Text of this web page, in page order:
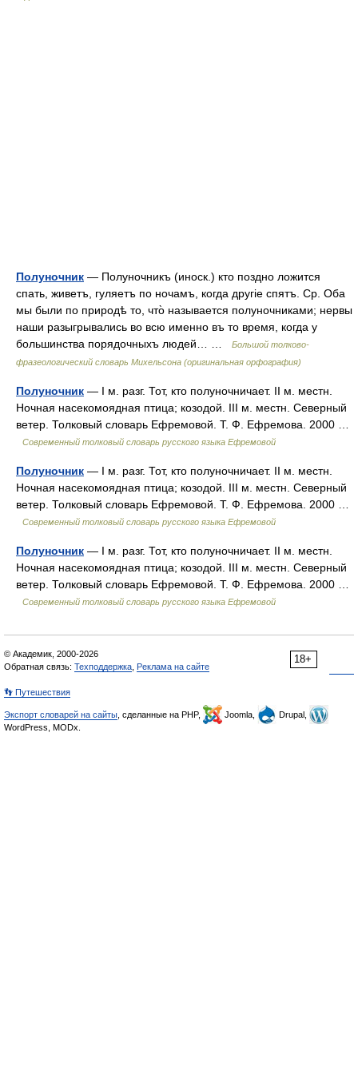
Полуночник — Полуночникъ (иноск.) кто поздно ложится
спать, живетъ, гуляетъ по ночамъ, когда другіе спятъ. Ср. Оба
мы были по природѣ то, что̀ называется полуночниками; нервы
наши разыгрывались во всю именно въ то время, когда у
большинства порядочныхъ людей… …
Большой толково-
фразеологический словарь Михельсона (оригинальная орфография)
Полуночник — I м. разг. Тот, кто полуночничает. II м. местн.
Ночная насекомоядная птица; козодой. III м. местн. Северный
ветер. Толковый словарь Ефремовой. Т. Ф. Ефремова. 2000 …
Современный толковый словарь русского языка Ефремовой
Полуночник — I м. разг. Тот, кто полуночничает. II м. местн.
Ночная насекомоядная птица; козодой. III м. местн. Северный
ветер. Толковый словарь Ефремовой. Т. Ф. Ефремова. 2000 …
Современный толковый словарь русского языка Ефремовой
Полуночник — I м. разг. Тот, кто полуночничает. II м. местн.
Ночная насекомоядная птица; козодой. III м. местн. Северный
ветер. Толковый словарь Ефремовой. Т. Ф. Ефремова. 2000 …
Современный толковый словарь русского языка Ефремовой
18+
© Академик, 2000-2026
Обратная связь: Техподдержка Реклама на сайте
👣 Путешествия
Экспорт словарей на сайты , сделанные на PHP, Joomla,
Drupal,
WordPress, MODx.